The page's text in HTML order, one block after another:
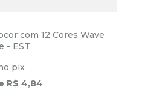
com 12 Cores Wave
- EST
pix
R$ 4,84